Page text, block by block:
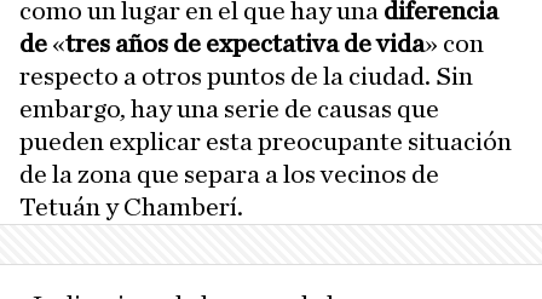
como un lugar en el que hay una diferencia
de «tres años de expectativa de vida» con
respecto a otros puntos de la ciudad. Sin
embargo, hay una serie de causas que
pueden explicar esta preocupante situación
de la zona que separa a los vecinos de
Tetuán y Chamberí.